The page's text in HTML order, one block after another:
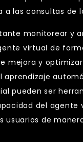
a las consultas de
monitorear y
virtual de
mejora y
aprendizaje
pueden ser
del agente
usuarios de